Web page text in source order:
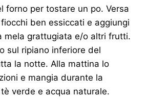
forno per tostare un po. Versa
ben essiccati e aggiungi
mela grattugiata e/o altri frutti.
sul ripiano inferiore del
la notte. Alla mattina lo
e mangia durante la
verde e acqua naturale.